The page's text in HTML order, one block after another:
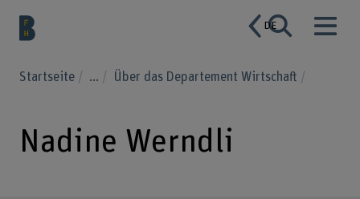
DE
Startseite ... Über das Departement Wirtschaft
Nadine Werndli